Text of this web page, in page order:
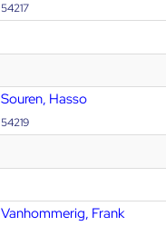
54217
Souren, Hasso
54219
Vanhommerig, Frank